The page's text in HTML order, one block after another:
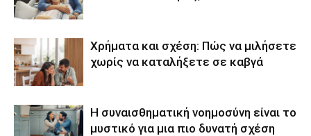
Χρήματα και σχέση: Πώς να μιλήσετε
χωρίς να καταλήξετε σε καβγά
Η συναισθηματική νοημοσύνη είναι το
μυστικό για μια πιο δυνατή σχέση